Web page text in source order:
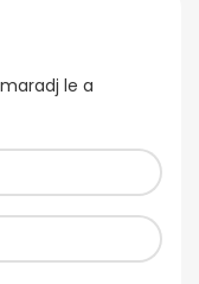
le a